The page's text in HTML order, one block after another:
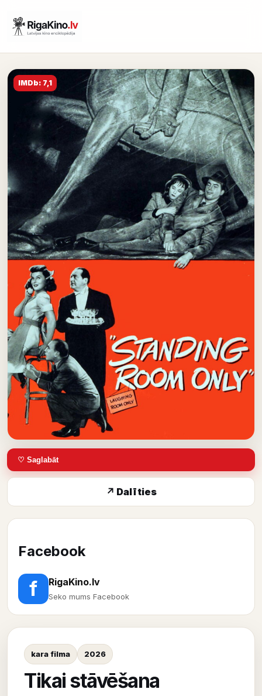
IMDb: 7,1
♡ Saglabāt
↗ Dalīties
Facebook
f RigaKino.lv
Seko mums Facebook
kara filma 2026
Tikai stāvēšana